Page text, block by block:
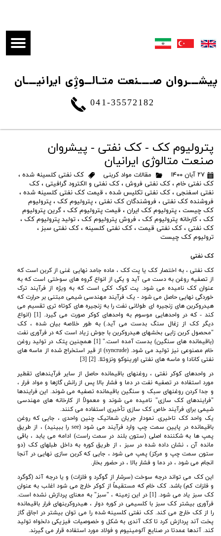
​پیشـــروان صــــنعت متـالــوژِی ایرانیـــان
041-35572182
پترولیوم کک - کک نفتی - پیشروان
صنعت متالوژی ایرانیان
۲۷ آبان ۱۴۰۰ مقالات مواد کربنی کک نفتی کلسینه شده ،
کک نفتی خام ، کک نفتی فروش ، کک نفتی و الکترود گرافیتی ، کک
نفتی اسفنجی ، کک نفتی تکلیس شده ، قیمت کک نفتی کلسینه شده ،
فروشنده کک نفتی ، فروشندگان کک نفتی ، پترولیوم کک ، پترولیوم
کک چیست ، پترولیوم کک ایران ، قیمت پترولیوم کک ، گرین پترولیوم
کک ، کارخانه پترولیوم کک ، فروش پترولیوم کک ، تولید پترولیوم کک ،
کک نفتی ، کک نفتی قیمت ، کک نفتی کلسینه ، کک نفتی سبز ،
ترولیوم کک چیست
کک نفتی
کک نفتی ، به اختصار کک یا پت کک ، ماده جامد نهایی غنی از کربن است که
از تصفیه روغن به دست می آید و یکی از انواع گروه های سوختی است که به
عنوان کک نامیده می شود. پت کوک ککی است که به ویژه از فرآیند ترک
خوردگی نهایی حاصل می شود - یک فرآیند مهندسی شیمی مبتنی بر حرارت که
هیدروکربن های زنجیره ای طولانی نفت را به زنجیره های کوتاه تری تقسیم می
کند - که در واحدهایی موسوم به واحدهای کوکر صورت می گیرد. [1] (انواع
دیگر کک از زغال سنگ بدست می آید.) به طور خلاصه بیان شده ، کک
"محصول کربن زایی بخشهای هیدروکربن با جوش زیاد است که در فرآوری نفت
(باقیمانده های سنگین) بدست آمده است." [1] همچنین پتک در تولید روغن
خام مصنوعی نیز تولید می شود
. (syncrude) از قیر استخراج شده از ماسه های
نفتی کانادا و ماسه های نفتی اورینوکو ونزوئلا. [2] [3]
در واحدهای کوکر نفتی ، روغنهای باقیمانده حاصل از سایر فرآیندهای تقطیر
مورد استفاده در تصفیه نفت در دما و فشار بالا پس از رانش گازها و مواد فرار ،
و جدا کردن روغنهای سبک و سنگین باقیمانده تصفیه می شوند. این فرایندها
"فرایندهای کک سازی" نامیده می شوند و معمولاً از کارخانه های مهندسی
شیمی برای فرآیند خاص کک سازی تأخیری استفاده می کنند.
یک واحد کک تاخیری. نمودار جریان شماتیک چنین واحدی ، جایی که روغن
باقیمانده در پایین سمت چپ وارد فرآیند می شود (see را ببینید) ، از طریق
پمپ ها به شکننده اصلی (ستون بلند در سمت راست) ادامه می یابد ، باقی
مانده آن ، نشان داده شده در سبز ، از طریق کوره به داخل طبلهای کک (دو
ستون سمت چپ و مرکز) پمپ می شود ، جایی که کربن سازی نهایی در آنجا
انجام می شود ، در دما و فشار بالا ، در حضور بخار.
این کک می تواند درجه سوخت (سرشار از گوگرد و فلزات) و یا درجه آند (گوگرد
و فلزات کم) باشد. کک خام که مستقیماً از کوکر خارج می شود اغلب به عنوان
کک سبز یاد می شود. [1] در این زمینه ، "سبز" به معنای پردازش نشده است.
فرآوری بیشتر کک سبز با کلسیمی در کوره دوار ، هیدروکربنهای فرار باقیمانده
را از کک خارج می کند. کک نفتی کلسینه شده را می توان بیشتر در اجاق گاز
پخت آند پردازش کرد تا کک آندی به شکل و خصوصیات فیزیکی دلخواه تولید
کند. آندها عمدتا در صنایع آلومینیوم و فولاد مورد استفاده قرار می گیرند.